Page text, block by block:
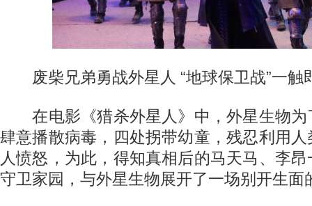
废柴兄弟勇战外星人 “地球保卫战”一触
在电影《猎杀外星人》中，外星生物为
肆意播散病毒，四处拐带幼童，残忍利用
人愤怒，为此，得知真相后的马天马、李
守卫家园，与外星生物展开了一场别开生面